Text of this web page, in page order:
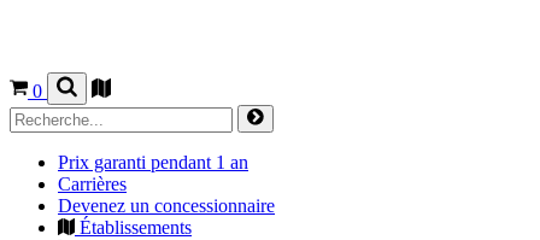
0
Prix garanti pendant 1 an
Carrières
Devenez un concessionnaire
Établissements